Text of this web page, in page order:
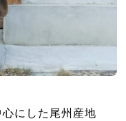
にした尾州産地